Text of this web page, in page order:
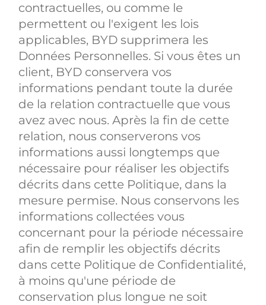
contractuelles, ou comme le
permettent ou l'exigent les lois
applicables, BYD supprimera les
Données Personnelles. Si vous êtes un
client, BYD conservera vos
informations pendant toute la durée
de la relation contractuelle que vous
avez avec nous. Après la fin de cette
relation, nous conserverons vos
informations aussi longtemps que
nécessaire pour réaliser les objectifs
décrits dans cette Politique, dans la
mesure permise. Nous conservons les
informations collectées vous
concernant pour la période nécessaire
afin de remplir les objectifs décrits
dans cette Politique de Confidentialité,
à moins qu'une période de
conservation plus longue ne soit